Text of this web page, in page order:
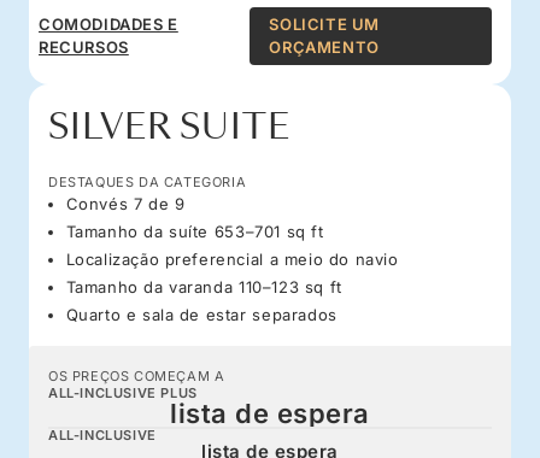
COMODIDADES E
RECURSOS
SOLICITE UM
ORÇAMENTO
SILVER SUITE
DESTAQUES DA CATEGORIA
Convés 7 de 9
Tamanho da suíte 653–701 sq ft
Localização preferencial a meio do navio
Tamanho da varanda 110–123 sq ft
Quarto e sala de estar separados
OS PREÇOS COMEÇAM A
ALL-INCLUSIVE PLUS
lista de espera
ALL-INCLUSIVE
lista de espera